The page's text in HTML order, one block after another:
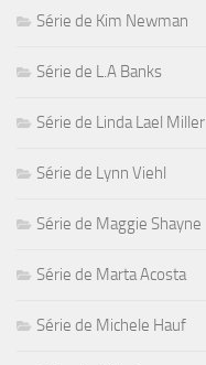
Série de Kim Newman
Série de L.A Banks
Série de Linda Lael Miller
Série de Lynn Viehl
Série de Maggie Shayne
Série de Marta Acosta
Série de Michele Hauf